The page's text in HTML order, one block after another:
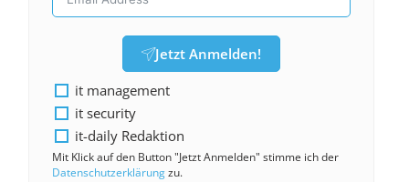
Jetzt Anmelden!
it management
it security
it-daily Redaktion
Mit Klick auf den Button "Jetzt Anmelden" stimme ich der
Datenschutzerklärungzu.